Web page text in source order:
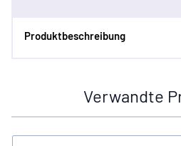
Produktbeschreibung
Verwandte